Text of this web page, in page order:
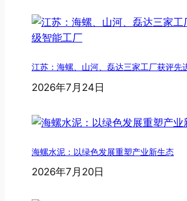
江苏：海螺、山河、磊达三家工厂获评先
2026年7月24日
海螺水泥：以绿色发展重塑产业新生态
2026年7月20日